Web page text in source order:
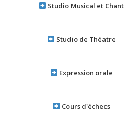
Studio Musical et Chant
Studio de Théatre
Expression orale
Cours d'échecs